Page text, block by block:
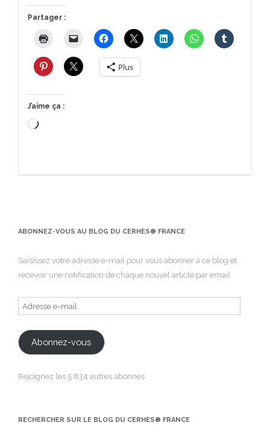
Partager :
Plus
J’aime ça :
Chargement…
ABONNEZ-VOUS AU BLOG DU CERHES® FRANCE
Saisissez votre adresse e-mail pour vous abonner à ce blog et
recevoir une notification de chaque nouvel article par email.
Adresse
e-
mail
Abonnez-vous
Rejoignez les 5 834 autres abonnés
RECHERCHER SUR LE BLOG DU CERHES® FRANCE